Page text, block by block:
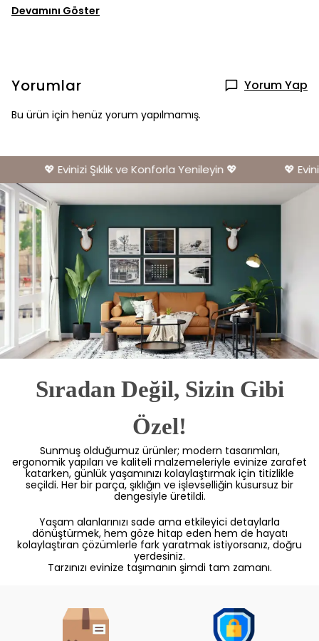
Devamını Göster
Yorumlar Yorum Yap
Bu ürün için henüz yorum yapılmamış.
💖 Evinizi Şıklık ve Konforla Yenileyin 💖 💖
Sıradan Değil, Sizin Gibi
Özel!
Sunmuş olduğumuz ürünler; modern tasarımları,
ergonomik yapıları ve kaliteli malzemeleriyle evinize zarafet
katarken, günlük yaşamınızı kolaylaştırmak için titizlikle
seçildi. Her bir parça, şıklığın ve işlevselliğin kusursuz bir
dengesiyle üretildi.
Yaşam alanlarınızı sade ama etkileyici detaylarla
dönüştürmek, hem göze hitap eden hem de hayatı
kolaylaştıran çözümlerle fark yaratmak istiyorsanız, doğru
yerdesiniz.
Tarzınızı evinize taşımanın şimdi tam zamanı.